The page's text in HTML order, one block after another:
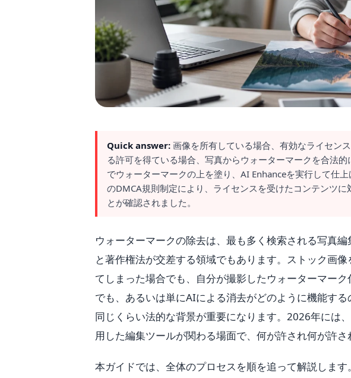
Quick answer: 画像を所有している場合、有効なライセン
る許可を得ている場合、写真からウォーターマークを合法
でウォーターマークの上を塗り、AI Enhanceを実行して仕
のDMCA規則制定により、ライセンスを受けたコンテンツ
とが確認されました。
ウォーターマークの除去は、最も多く検索される写真
と著作権法が交差する領域でもあります。ストック画
てしまった場合でも、自分が撮影したウォーターマー
でも、あるいは単にAIによる消去がどのように機能す
同じくらい法的な背景が重要になります。2026年には
用した編集ツールが関わる場面で、何が許され何が許さ
本ガイドでは、全体のプロセスを順を追って解説しま